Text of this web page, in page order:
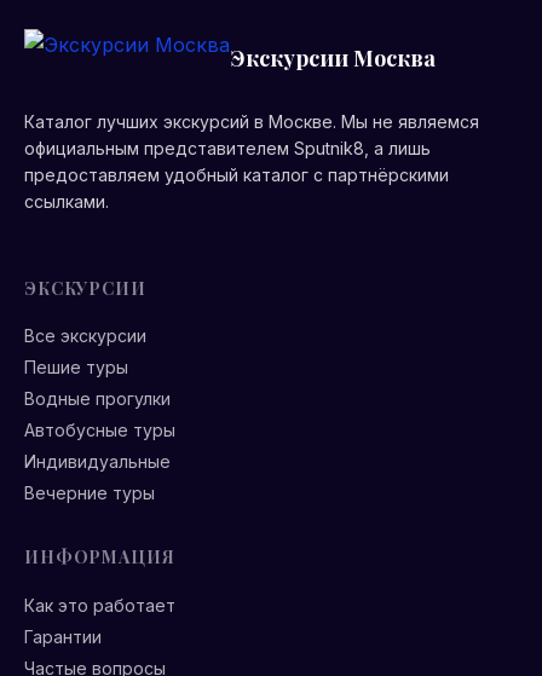
Экскурсии Москва
Каталог лучших экскурсий в Москве. Мы не являемся
официальным представителем Sputnik8, а лишь
предоставляем удобный каталог с партнёрскими
ссылками.
ЭКСКУРСИИ
Все экскурсии
Пешие туры
Водные прогулки
Автобусные туры
Индивидуальные
Вечерние туры
ИНФОРМАЦИЯ
Как это работает
Гарантии
Частые вопросы